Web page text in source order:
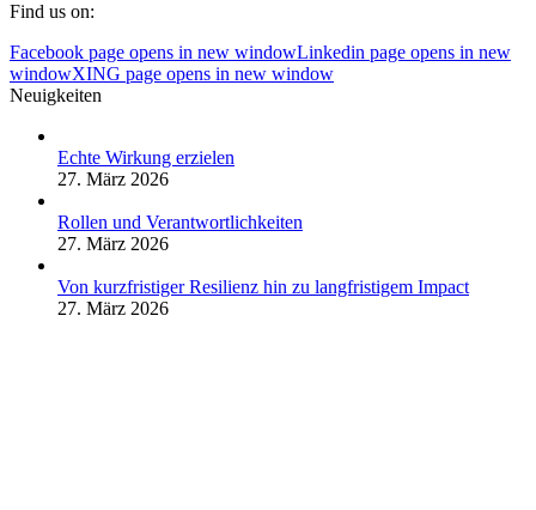
Find us on:
Facebook page opens in new windowLinkedin page opens in new
windowXING page opens in new window
Neuigkeiten
Echte Wirkung erzielen
27. März 2026
Rollen und Verantwortlichkeiten
27. März 2026
Von kurzfristiger Resilienz hin zu langfristigem Impact
27. März 2026